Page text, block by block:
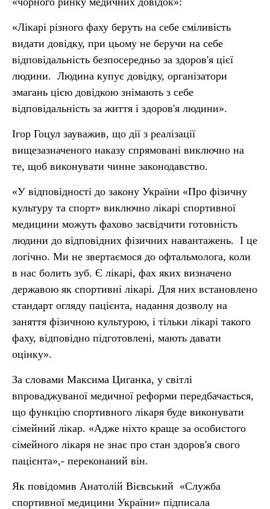
«Лікарі різного фаху беруть на себе сміливість
видати довідку, при цьому не беручи на себе
відповідальність безпосередньо за здоров'я цієї
людини. Людина купує довідку, організатори
змагань цією довідкою знімають з себе
відповідальність за життя і здоров'я людини».
Ігор Гоцул зауважив, що дії з реалізації
вищезазначеного наказу спрямовані виключно на
те, щоб виконувати чинне законодавство.
«У відповідності до закону України «Про фізичну
культуру та спорт» виключно лікарі спортивної
медицини можуть фахово засвідчити готовність
людини до відповідних фізичних навантажень. І це
логічно. Ми не звертаємося до офтальмолога, коли
в нас болить зуб. Є лікарі, фах яких визначено
державою як спортивні лікарі. Для них встановлено
стандарт огляду пацієнта, надання дозволу на
заняття фізичною культурою, і тільки лікарі такого
фаху, відповідно підготовлені, мають давати
оцінку».
За словами Максима Циганка, у світлі
впроваджуваної медичної реформи передбачається,
що функцію спортивного лікаря буде виконувати
сімейний лікар. «Адже ніхто краще за особистого
сімейного лікаря не знає про стан здоров'я свого
пацієнта»,- переконаний він.
Як повідомив Анатолій Вієвський «Служба
спортивної медицини України» підписала